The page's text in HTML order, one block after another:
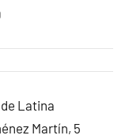
Latina
Martín, 5